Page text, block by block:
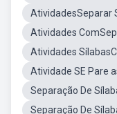
AtividadesSeparar
Atividades
Atividades
Atividade SE Pare
Separação De
Separação De